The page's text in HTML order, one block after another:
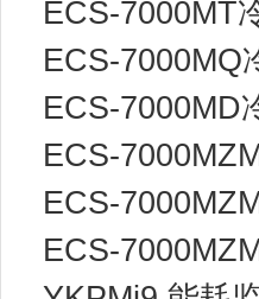
ECS-7000MT
ECS-7000MQ
ECS-7000MD
ECS-
ECS-
ECS-